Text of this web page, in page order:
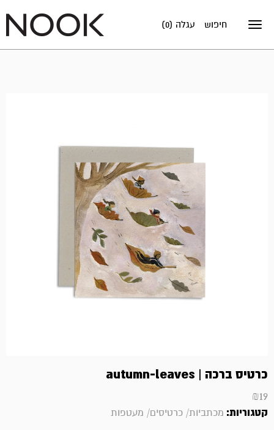
Toggle
עגלה (0) חיפוש
כרטיס ברכה | autumn-leaves
₪19
קטגוריות: מכתביות/ כרטיסים/ מעטפות